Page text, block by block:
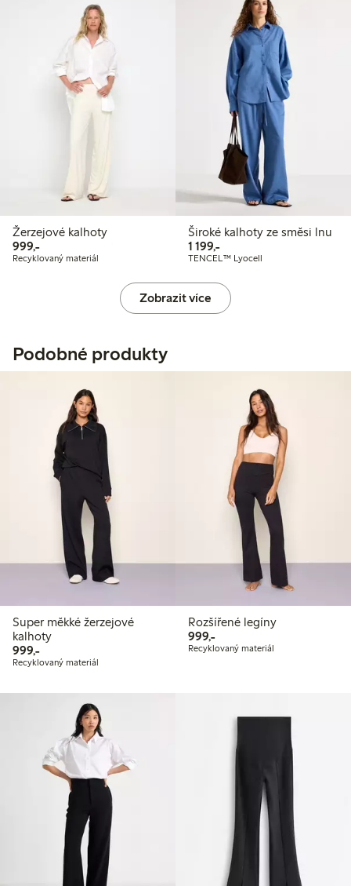
Žerzejové kalhoty
999,-999,00 Kč
Recyklovaný materiál
Široké kalhoty ze směsi lnu
1 199,-1 199,00 Kč
TENCEL™ Lyocell
Zobrazit více
Podobné produkty
Super měkké žerzejové
kalhoty
999,-999,00 Kč
Recyklovaný materiál
Rozšířené legíny
999,-999,00 Kč
Recyklovaný materiál